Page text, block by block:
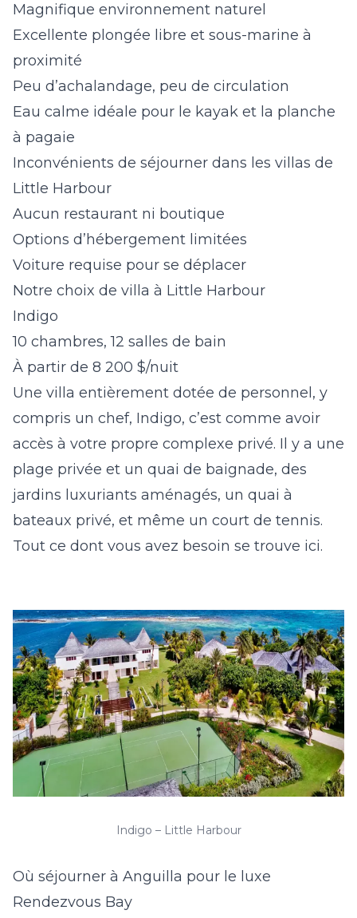
Magnifique environnement naturel
Excellente plongée libre et sous-marine à
proximité
Peu d’achalandage, peu de circulation
Eau calme idéale pour le kayak et la planche
à pagaie
Inconvénients de séjourner dans les villas de
Little Harbour
Aucun restaurant ni boutique
Options d’hébergement limitées
Voiture requise pour se déplacer
Notre choix de villa à Little Harbour
Indigo
10 chambres, 12 salles de bain
À partir de 8 200 $/nuit
Une villa entièrement dotée de personnel, y
compris un chef, Indigo, c’est comme avoir
accès à votre propre complexe privé. Il y a une
plage privée et un quai de baignade, des
jardins luxuriants aménagés, un quai à
bateaux privé, et même un court de tennis.
Tout ce dont vous avez besoin se trouve ici.
Indigo – Little Harbour
Où séjourner à Anguilla pour le luxe
Rendezvous Bay